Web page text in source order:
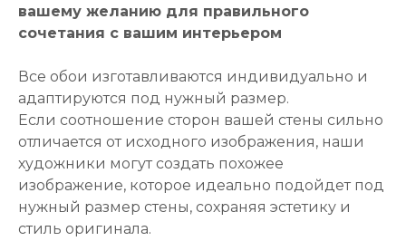
вашему желанию для правильного
сочетания с вашим интерьером
Все обои изготавливаются индивидуально и
адаптируются под нужный размер.
Если соотношение сторон вашей стены сильно
отличается от исходного изображения, наши
художники могут создать похожее
изображение, которое идеально подойдет под
нужный размер стены, сохраняя эстетику и
стиль оригинала.